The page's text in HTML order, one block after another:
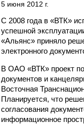
5 июня 2012 г.
С 2008 года в «ВТК»
успешной
«Альянс» приняло
электронного
В ОАО «ВТК» проект по
документов и
Восточная
Планируется, что
согласования
информационное